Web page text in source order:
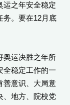
运之年安全稳定
务。要在12月底
运决胜之年所
全稳定工作的一
善意识、大局意
、地方、院校党